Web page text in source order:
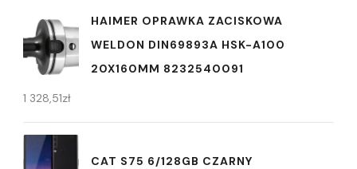
HAIMER OPRAWKA ZACISKOWA
WELDON DIN69893A HSK-A100
20X160MM 8232540091
1 328,51zł
CAT S75 6/128GB CZARNY